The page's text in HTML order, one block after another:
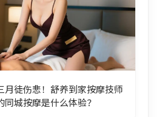
月徒伤悲！舒养到家按摩技师
城按摩是什么体验？